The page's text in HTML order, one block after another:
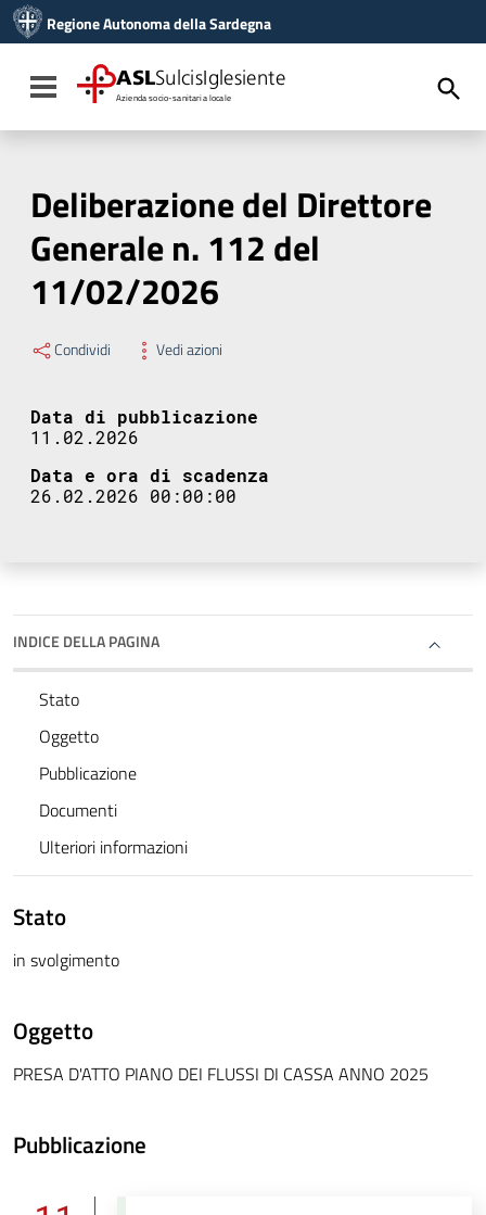
Vai al menu di navigazione
Vai al footer
Regione Autonoma della Sardegna
Toggle navigation
ASLSulcisIglesiente
Azienda socio-sanitaria locale
Deliberazione del Direttore
Generale n. 112 del
11/02/2026
Condividi Vedi azioni
Data di pubblicazione
11.02.2026
Data e ora di scadenza
26.02.2026 00:00:00
INDICE DELLA PAGINA
Stato
Oggetto
Pubblicazione
Documenti
Ulteriori informazioni
Stato
in svolgimento
Oggetto
PRESA D'ATTO PIANO DEI FLUSSI DI CASSA ANNO 2025
Pubblicazione